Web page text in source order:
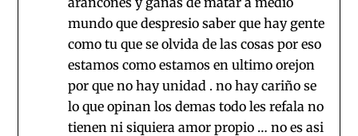
mundo que despresio saber que hay gente
como tu que se olvida de las cosas por eso
estamos como estamos en ultimo orejon
por que no hay unidad . no hay cariño se
lo que opinan los demas todo les refala no
tienen ni siquiera amor propio … no es asi